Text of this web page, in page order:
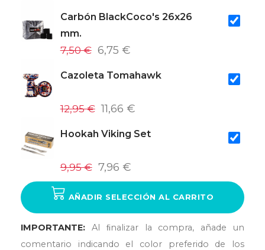
Carbón BlackCoco's 26x26
mm.
7,50 € 6,75 €
Cazoleta Tomahawk
12,95 € 11,66 €
Hookah Viking Set
9,95 € 7,96 €
AÑADIR SELECCIÓN AL CARRITO
IMPORTANTE: Al ﬁnalizar la compra, añade un
comentario indicando el color preferido de los